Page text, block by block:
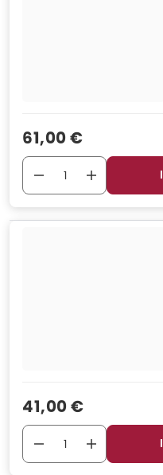
Verkaufspreis
61,00 €
Verkaufspreis
41,00 €